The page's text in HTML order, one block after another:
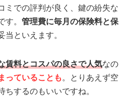
ミでの評判が良く、鍵の紛失な
。 管理費に毎月の保険料と保
当といえます。
賃料とコスパの良さで人気なの
っていることも。とりあえず空
するのもいいですね。